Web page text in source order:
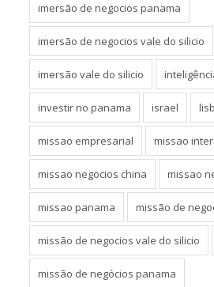
imersão de negocios panama
imersão de negocios vale do silicio
imersão vale do silicio
investir no panama israel
missao empresarial missao
missao negocios china missao
missao panama missão de
missão de negocios vale do silicio
missão de negócios panama